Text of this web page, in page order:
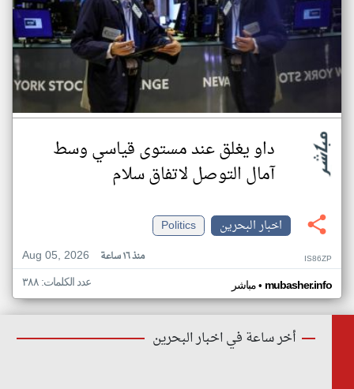
داو يغلق عند مستوى قياسي وسط
آمال التوصل لاتفاق سلام
اخبار البحرين
Politics
Aug 05, 2026
منذ ١٦ ساعة IS86ZP
مباشر• mubasher.info عدد الكلمات: ٣٨٨
أخر ساعة في اخبار البحرين